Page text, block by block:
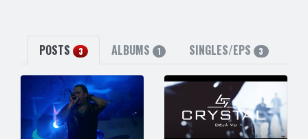
POSTS 3 ALBUMS 1 SINGLES/EPS 3